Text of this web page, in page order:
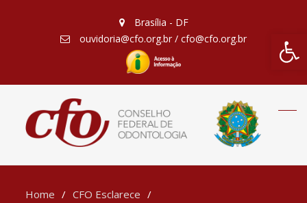
Barra
Brasília - DF
ouvidoria@cfo.org.br / cfo@cfo.org.br
Home
CFO Esclarece